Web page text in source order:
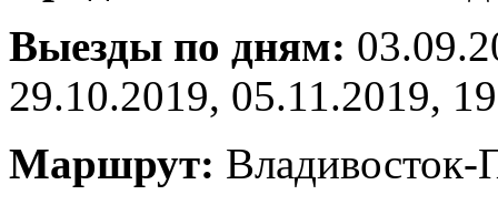
Выезды по дням:
29.10.2019, 05.11.2019,
Маршрут: Владивосток-